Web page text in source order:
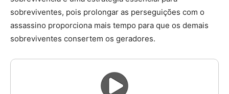
sobreviventes, pois prolongar as perseguições com o
assassino proporciona mais tempo para que os demais
sobreviventes consertem os geradores.